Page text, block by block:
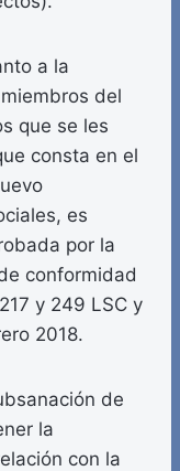
a la
del
que se les
consta en el
es
por la
conformidad
y 249 LSC y
2018.
de
la
con la